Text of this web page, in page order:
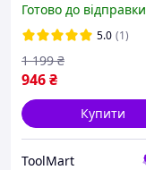
Готово до відправки
5.0 (1)
946₴
1 199 ₴
Купити
ToolMart